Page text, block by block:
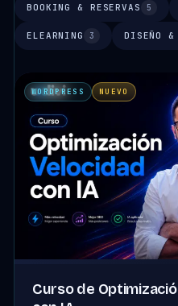
BOOKING & RESERVAS 5
ELEARNING 3 DISEÑO &
WORDPRESS NUEVO
Curso de